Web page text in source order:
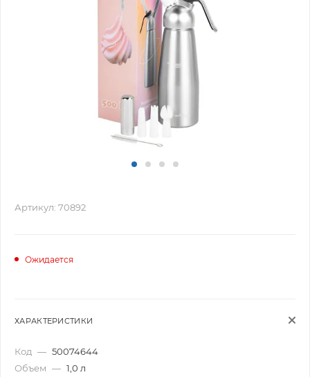
Артикул: 70892
Ожидается
ХАРАКТЕРИСТИКИ
Код — 50074644
Объем — 1,0 л